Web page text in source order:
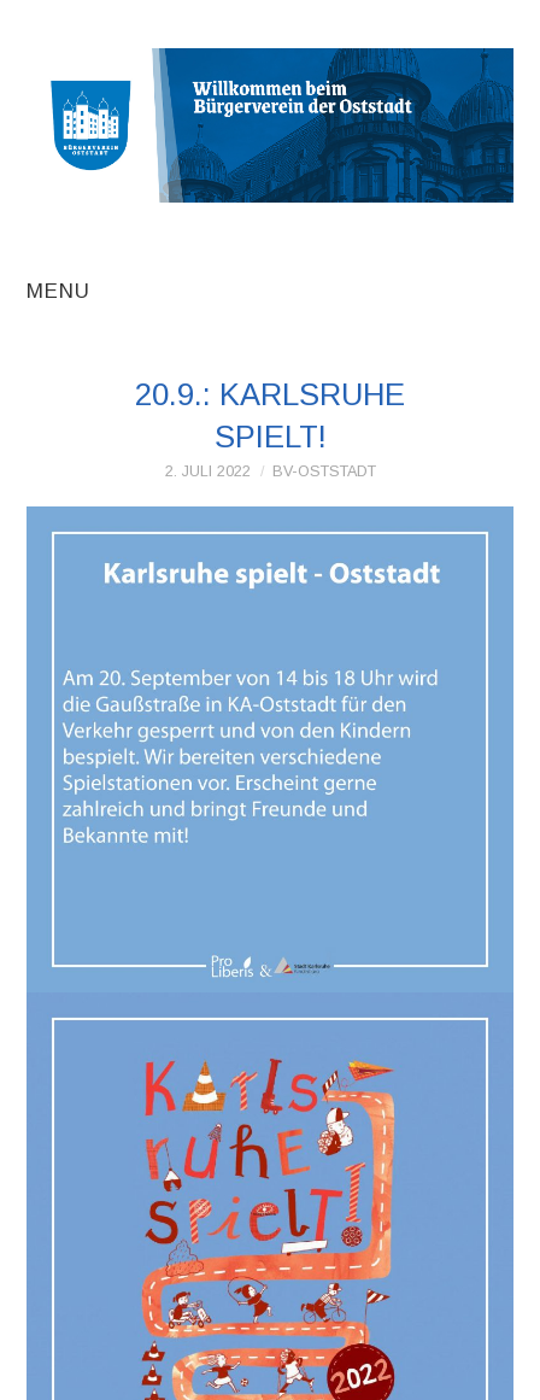
MENU
BEITRÄGE
INITIATIVEN UND
OSTSTADT-
UMSCHAU
EAST SIDE URBAN
KONTAKT
20.9.: KARLSRUHE
SPIELT!
2. JULI 2022 BV-OSTSTADT